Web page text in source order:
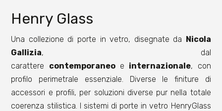
Henry Glass
Una collezione di porte in vetro, disegnate da Nicola
Gallizia, dal
carattere
contemporaneo e internazionale, con
profilo perimetrale essenziale. Diverse le finiture di
accessori e profili, per soluzioni diverse pur nella totale
coerenza stilistica. I sistemi di porte in vetro HenryGlass